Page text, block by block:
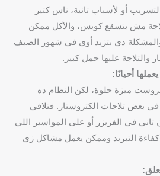
أو لأسباب تانية، ناس كتير
مش بتسقع كويس، والأكل ممكن
دي بتزيد أوي في شهور الصيف
والتلاجة عليها حمل كبير.
أحيانًا:
ميزة حلوة، لكن النظام ده
بعض تلاجات الكتروستار. فتلاقي
تاني في الفريزر أو على المواسير اللي
التبريد وممكن يعمل مشاكل زي